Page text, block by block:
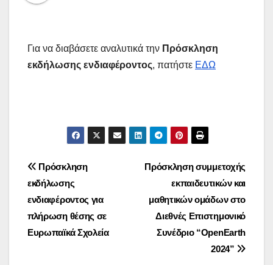
Για να διαβάσετε αναλυτικά την Πρόσκληση
εκδήλωσης ενδιαφέροντος, πατήστε ΕΔΩ
Πλοήγηση
άρθρων
Πρόσκληση συμμετοχής
εκπαιδευτικών και
μαθητικών ομάδων στο
Διεθνές Επιστημονικό
Συνέδριο “OpenEarth
2024”
Πρόσκληση
εκδήλωσης
ενδιαφέροντος για
πλήρωση θέσης σε
Ευρωπαϊκά Σχολεία